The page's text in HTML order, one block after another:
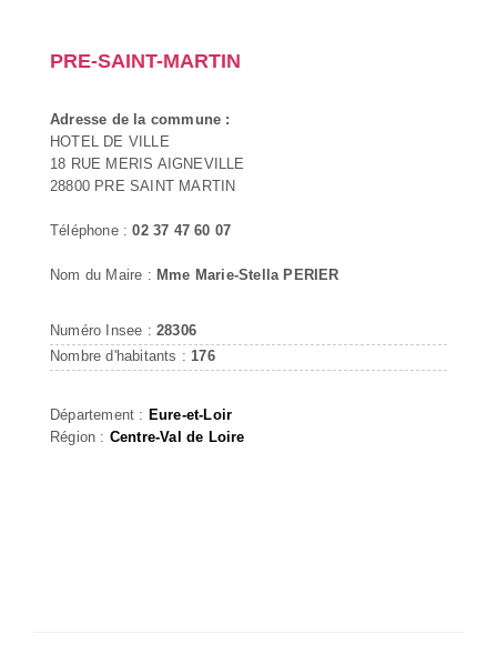
PRE-SAINT-MARTIN
Adresse de la commune :
HOTEL DE VILLE
18 RUE MERIS AIGNEVILLE
28800 PRE SAINT MARTIN
Téléphone :02 37 47 60 07
Nom du Maire : Mme Marie-Stella PERIER
Numéro Insee : 28306
Nombre d'habitants : 176
Département : Eure-et-Loir
Région : Centre-Val de Loire